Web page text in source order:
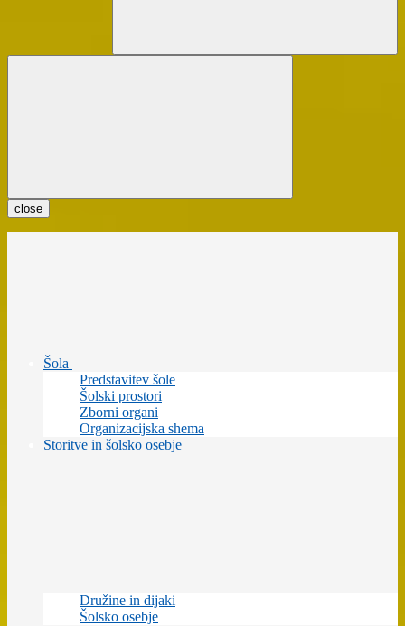
close
Šola
Predstavitev šole
Šolski prostori
Zborni organi
Organizacijska shema
Storitve in šolsko osebje
Družine in dijaki
Šolsko osebje